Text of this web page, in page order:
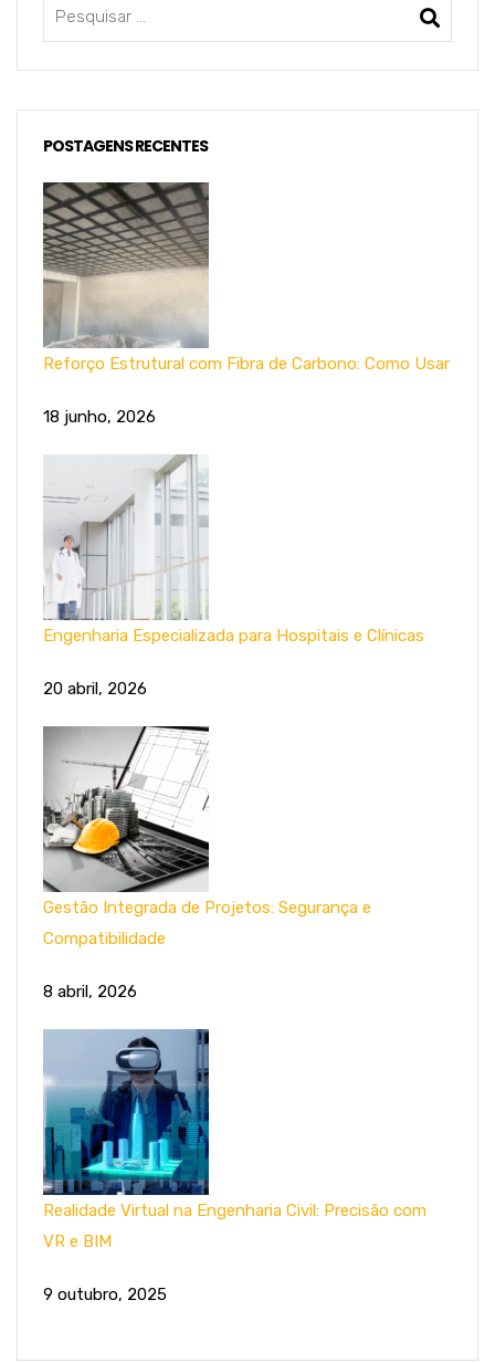
POSTAGENS RECENTES
Reforço Estrutural com Fibra de Carbono: Como Usar
18 junho, 2026
Engenharia Especializada para Hospitais e Clínicas
20 abril, 2026
Gestão Integrada de Projetos: Segurança e
Compatibilidade
8 abril, 2026
Realidade Virtual na Engenharia Civil: Precisão com
VR e BIM
9 outubro, 2025